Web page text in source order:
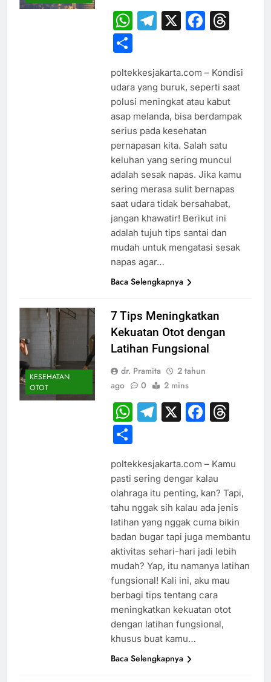
WhatsApp
Telegram
X
Share
poltekkesjakarta.com – Kondisi
udara yang buruk, seperti saat
polusi meningkat atau kabut
asap melanda, bisa berdampak
serius pada kesehatan
pernapasan kita. Salah satu
keluhan yang sering muncul
adalah sesak napas. Jika kamu
sering merasa sulit bernapas
saat udara tidak bersahabat,
jangan khawatir! Berikut ini
adalah tujuh tips santai dan
mudah untuk mengatasi sesak
napas agar…
Baca Selengkapnya
KESEHATAN
OTOT
7 Tips Meningkatkan
Kekuatan Otot dengan
Latihan Fungsional
dr. Pramita
2 tahun
ago
0 2 mins
WhatsApp
Telegram
X
Share
poltekkesjakarta.com – Kamu
pasti sering dengar kalau
olahraga itu penting, kan? Tapi,
tahu nggak sih kalau ada jenis
latihan yang nggak cuma bikin
badan bugar tapi juga membantu
aktivitas sehari-hari jadi lebih
mudah? Yap, itu namanya latihan
fungsional! Kali ini, aku mau
berbagi tips tentang cara
meningkatkan kekuatan otot
dengan latihan fungsional,
khusus buat kamu…
Baca Selengkapnya